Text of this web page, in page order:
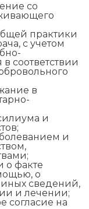
со
практики
с учетом
соответствии
в
и
и
о факте
о
иных сведений,
и лечении;
согласие на